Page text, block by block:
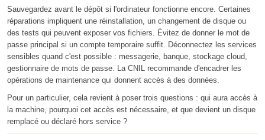
Sauvegardez avant le dépôt si l'ordinateur fonctionne encore. Certaines
réparations impliquent une réinstallation, un changement de disque ou
des tests qui peuvent exposer vos fichiers. Évitez de donner le mot de
passe principal si un compte temporaire suffit. Déconnectez les services
sensibles quand c'est possible : messagerie, banque, stockage cloud,
gestionnaire de mots de passe. La CNIL recommande d'encadrer les
opérations de maintenance qui donnent accès à des données.
Pour un particulier, cela revient à poser trois questions : qui aura accès à
la machine, pourquoi cet accès est nécessaire, et que devient un disque
remplacé ou déclaré hors service ?